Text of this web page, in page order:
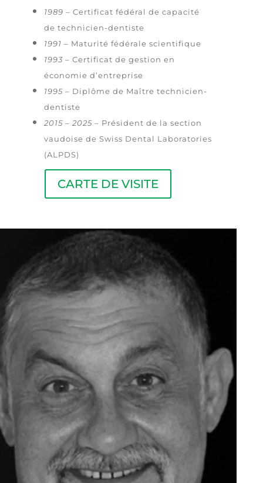
1989 – Certificat fédéral de capacité
de technicien-dentiste
1991 – Maturité fédérale scientifique
1993– Certificat de gestion en
économie d’entreprise
1995– Diplôme de Maître technicien-
dentiste
2015 – 2025– Président de la section
vaudoise de Swiss Dental Laboratories
(ALPDS)
CARTE DE VISITE